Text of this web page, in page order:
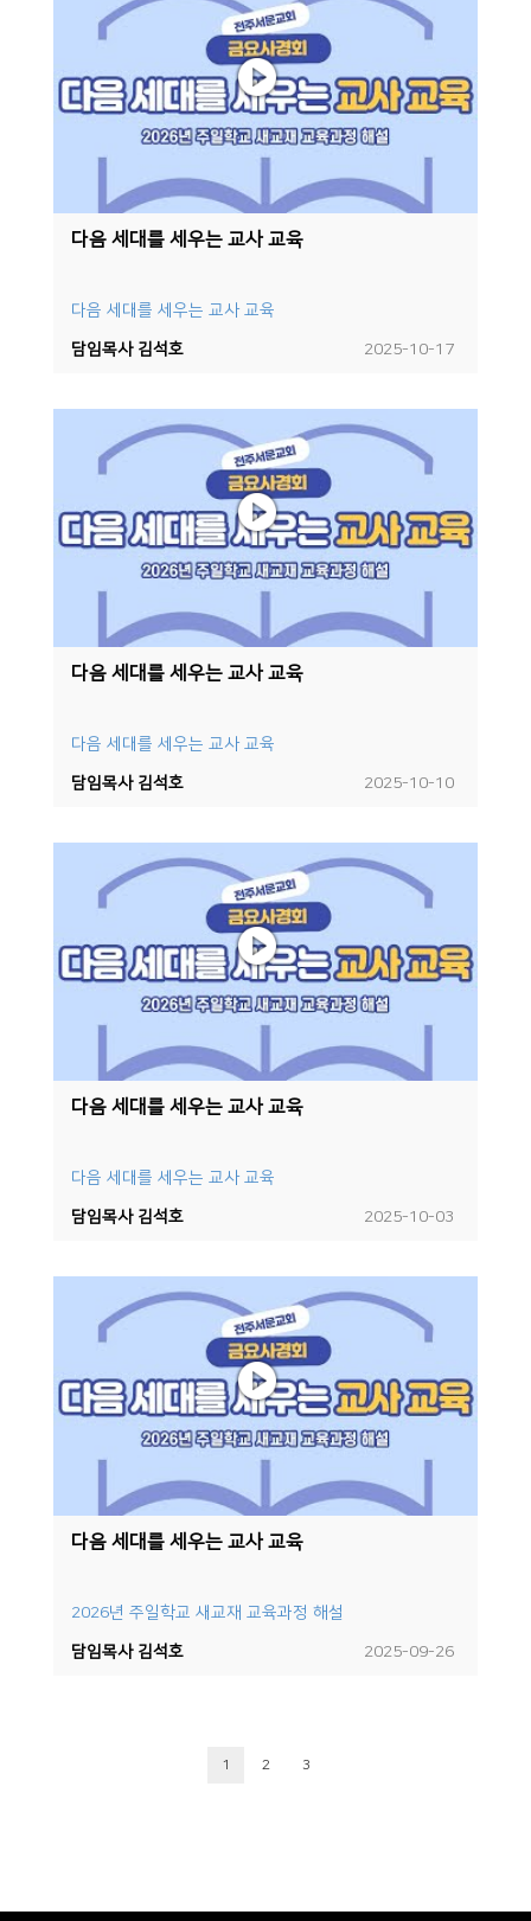
다음 세대를 세우는 교사 교육
다음 세대를 세우는 교사 교육
2025-10-17
담임목사 김석호
다음 세대를 세우는 교사 교육
다음 세대를 세우는 교사 교육
2025-10-10
담임목사 김석호
다음 세대를 세우는 교사 교육
다음 세대를 세우는 교사 교육
2025-10-03
담임목사 김석호
다음 세대를 세우는 교사 교육
2026년 주일학교 새교재 교육과정 해설
2025-09-26
담임목사 김석호
1 2 3